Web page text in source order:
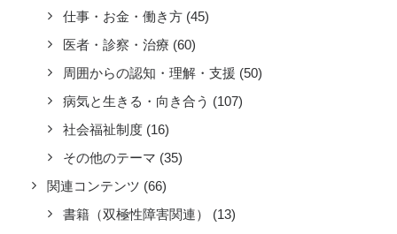
仕事・お金・働き方 (45)
医者・診察・治療 (60)
周囲からの認知・理解・支援 (50)
病気と生きる・向き合う (107)
社会福祉制度 (16)
その他のテーマ (35)
関連コンテンツ (66)
書籍（双極性障害関連）
(13)